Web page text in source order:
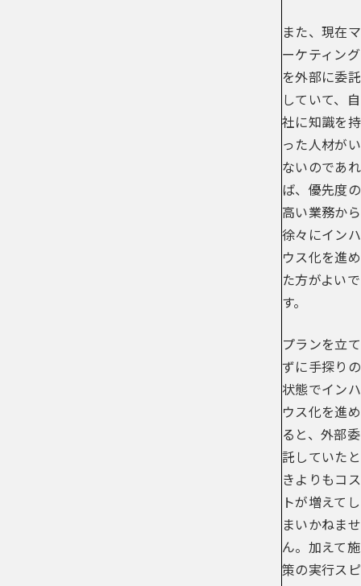
また、現在マ
ーケティング
を外部に委託
していて、自
社に知識を持
った人材がい
ないのであれ
ば、優先度の
高い業務から
徐々にインハ
ウス化を進め
た方がよいで
す。
プランを立て
ずに手探りの
状態でインハ
ウス化を進め
ると、外部委
託していたと
きよりもコス
トが増えてし
まいかねませ
ん。加えて施
策の実行スピ